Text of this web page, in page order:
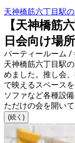
天神橋筋六丁目駅
【天神橋筋
日会向け場
パーティールーム /
天神橋筋六丁目駅
めました。推し会
で映えるスペース
ソファなど各種設
ただけの会を開い
(続く)